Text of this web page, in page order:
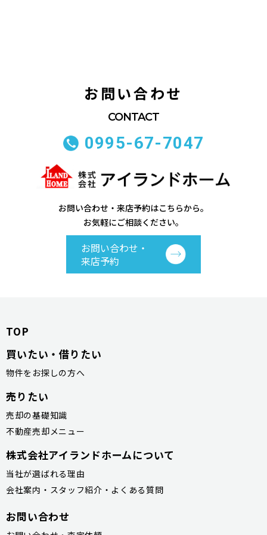
お問い合わせ
0995-67-7047
お問い合わせ・来店予約はこちらから。
お気軽にご相談ください。
お問い合わせ・
来店予約
TOP
買いたい・借りたい
物件をお探しの方へ
売りたい
売却の基礎知識
不動産売却メニュー
株式会社アイランドホームについて
当社が選ばれる理由
会社案内・スタッフ紹介・よくある質問
お問い合わせ